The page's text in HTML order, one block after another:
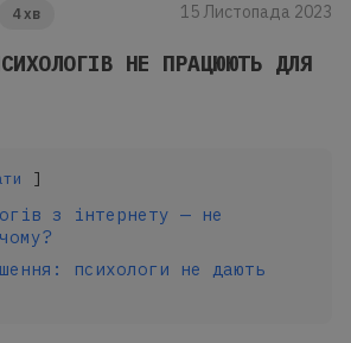
4 хв 15 Листопада 2023
НЕ ПРАЦЮЮТЬ ДЛЯ
з інтернету — не
психологи не дають